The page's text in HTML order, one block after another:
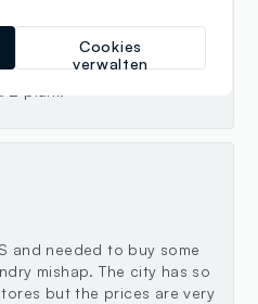
and needed to buy some
mishap. The city has so
but the prices are very
Cookies
verwalten